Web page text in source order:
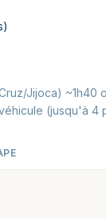
Jijoca)
(jusqu'à 4